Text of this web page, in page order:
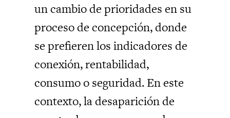
un cambio de prioridades en su
proceso de concepción, donde
se prefieren los indicadores de
conexión, rentabilidad,
consumo o seguridad. En este
contexto, la desaparición de